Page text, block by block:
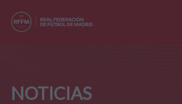
NOTICIAS